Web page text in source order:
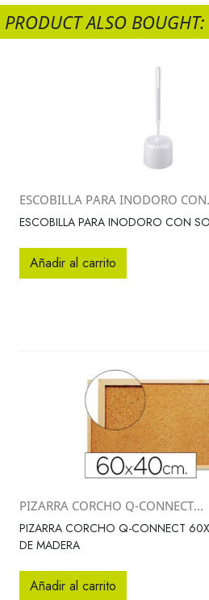
PRODUCT ALSO BOUGHT:
Vista rápida
ESCOBILLA PARA INODORO
ESCOBILLA PARA INODORO CON
Añadir al carrito
 Vista rápida
PIZARRA CORCHO Q-CONNECT...
PIZARRA CORCHO Q-CONNECT
DE MADERA
Añadir al carrito